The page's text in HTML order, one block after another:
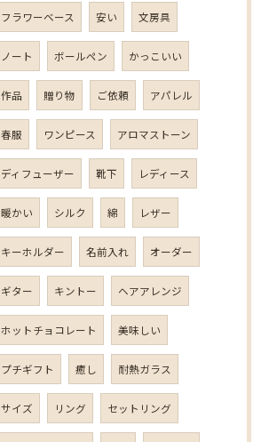
フラワーベース 安い 文房具
ノート ボールペン かっこいい
作品 贈り物 ご依頼 アパレル
春服 ワンピース アロマストーン
ディフューザー 靴下 レディース
暖かい シルク 綿 レザー
キーホルダー 名前入れ オーダー
ギター キントー ヘアアレンジ
ホットチョコレート 美味しい
プチギフト 癒し 耐熱ガラス
サイズ リング セットリング